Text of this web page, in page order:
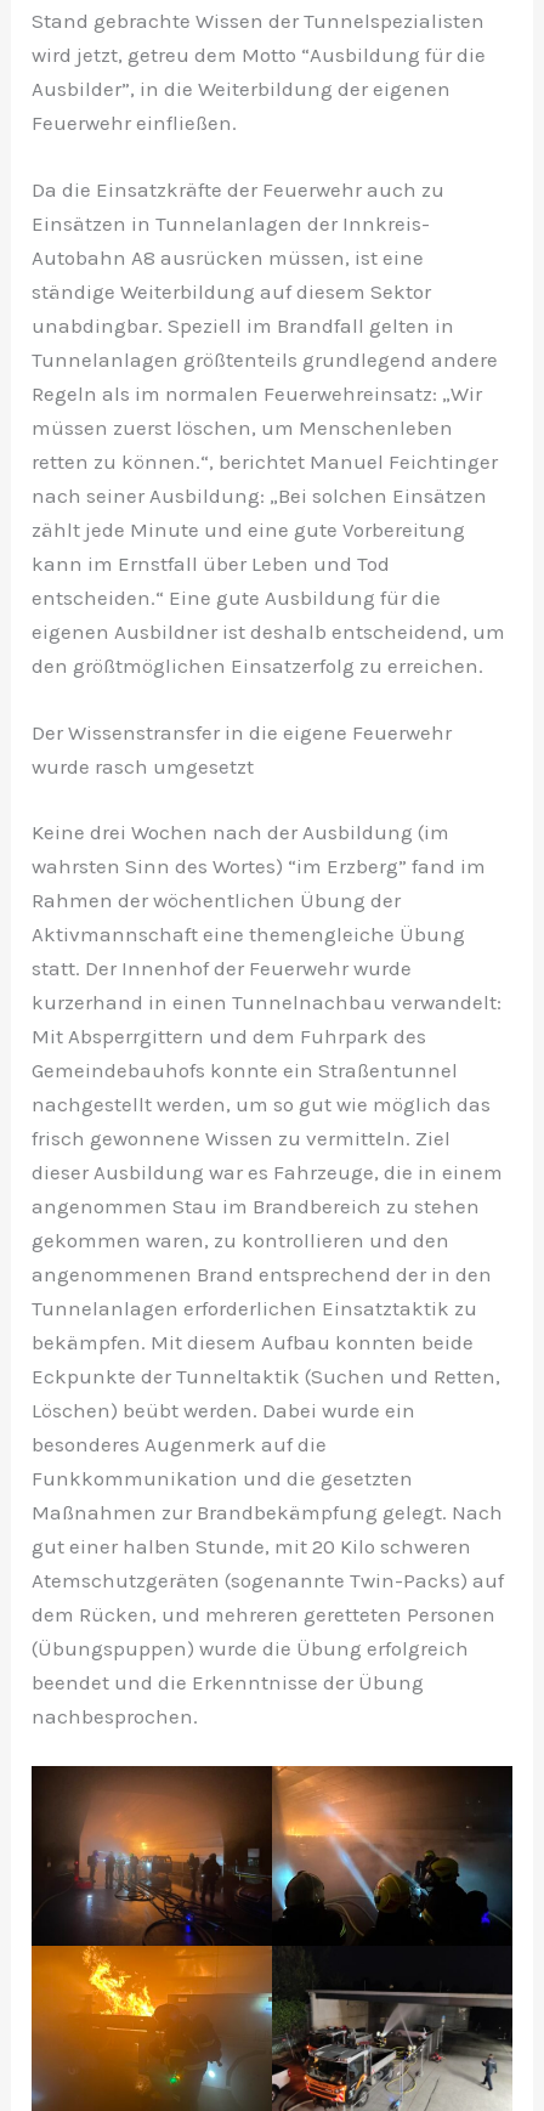
Stand gebrachte Wissen der Tunnelspezialisten
wird jetzt, getreu dem Motto “Ausbildung für die
Ausbilder”, in die Weiterbildung der eigenen
Feuerwehr einfließen.
Da die Einsatzkräfte der Feuerwehr auch zu
Einsätzen in Tunnelanlagen der Innkreis-
Autobahn A8 ausrücken müssen, ist eine
ständige Weiterbildung auf diesem Sektor
unabdingbar. Speziell im Brandfall gelten in
Tunnelanlagen größtenteils grundlegend andere
Regeln als im normalen Feuerwehreinsatz: „Wir
müssen zuerst löschen, um Menschenleben
retten zu können.“, berichtet Manuel Feichtinger
nach seiner Ausbildung: „Bei solchen Einsätzen
zählt jede Minute und eine gute Vorbereitung
kann im Ernstfall über Leben und Tod
entscheiden.“ Eine gute Ausbildung für die
eigenen Ausbildner ist deshalb entscheidend, um
den größtmöglichen Einsatzerfolg zu erreichen.
Der Wissenstransfer in die eigene Feuerwehr
wurde rasch umgesetzt
Keine drei Wochen nach der Ausbildung (im
wahrsten Sinn des Wortes) “im Erzberg” fand im
Rahmen der wöchentlichen Übung der
Aktivmannschaft eine themengleiche Übung
statt. Der Innenhof der Feuerwehr wurde
kurzerhand in einen Tunnelnachbau verwandelt:
Mit Absperrgittern und dem Fuhrpark des
Gemeindebauhofs konnte ein Straßentunnel
nachgestellt werden, um so gut wie möglich das
frisch gewonnene Wissen zu vermitteln. Ziel
dieser Ausbildung war es Fahrzeuge, die in einem
angenommen Stau im Brandbereich zu stehen
gekommen waren, zu kontrollieren und den
angenommenen Brand entsprechend der in den
Tunnelanlagen erforderlichen Einsatztaktik zu
bekämpfen. Mit diesem Aufbau konnten beide
Eckpunkte der Tunneltaktik (Suchen und Retten,
Löschen) beübt werden. Dabei wurde ein
besonderes Augenmerk auf die
Funkkommunikation und die gesetzten
Maßnahmen zur Brandbekämpfung gelegt. Nach
gut einer halben Stunde, mit 20 Kilo schweren
Atemschutzgeräten (sogenannte Twin-Packs) auf
dem Rücken, und mehreren geretteten Personen
(Übungspuppen) wurde die Übung erfolgreich
beendet und die Erkenntnisse der Übung
nachbesprochen.